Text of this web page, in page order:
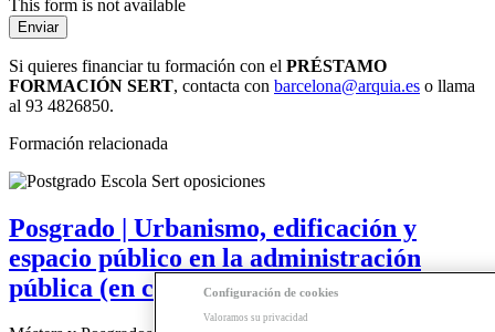
This form is not available
Si quieres financiar tu formación con el PRÉSTAMO
FORMACIÓN SERT, contacta con barcelona@arquia.es o llama
al 93 4826850.
Formación relacionada
Posgrado | Urbanismo, edificación y
espacio público en la administración
pública (en catalán)Configuración de cookies
Valoramos su privacidad